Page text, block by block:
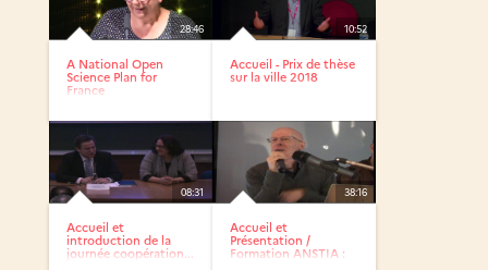
28:46
A National Open
Science Plan for
France
10:52
Accueil - Prix de thèse
sur la ville 2018
08:31
Accueil et
introduction de la
journée coopération...
38:16
Accueil et
Présentation /
Formation ANSTIA :